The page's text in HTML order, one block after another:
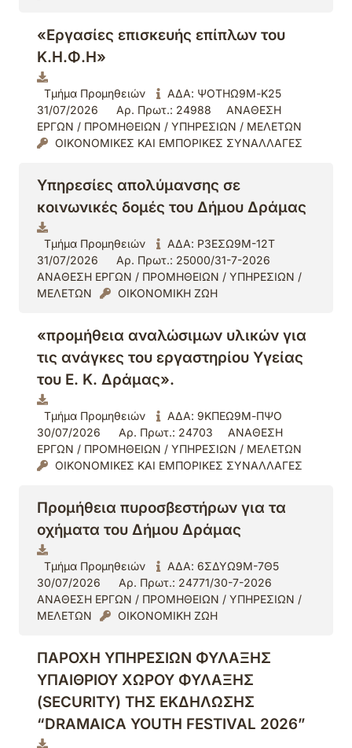
«Εργασίες επισκευής επίπλων του
Κ.Η.Φ.Η»
Τμήμα Προμηθειών
ΑΔΑ: ΨΟΤΗΩ9Μ-Κ25
31/07/2026
Αρ. Πρωτ.: 24988
ΑΝΑΘΕΣΗ
ΕΡΓΩΝ / ΠΡΟΜΗΘΕΙΩΝ / ΥΠΗΡΕΣΙΩΝ / ΜΕΛΕΤΩΝ
ΟΙΚΟΝΟΜΙΚΕΣ ΚΑΙ ΕΜΠΟΡΙΚΕΣ ΣΥΝΑΛΛΑΓΕΣ
Υπηρεσίες απολύμανσης σε
κοινωνικές δομές του Δήμου Δράμας
Τμήμα Προμηθειών
ΑΔΑ: Ρ3ΕΣΩ9Μ-12Τ
31/07/2026
Αρ. Πρωτ.: 25000/31-7-2026
ΑΝΑΘΕΣΗ ΕΡΓΩΝ / ΠΡΟΜΗΘΕΙΩΝ / ΥΠΗΡΕΣΙΩΝ /
ΜΕΛΕΤΩΝ
ΟΙΚΟΝΟΜΙΚΗ ΖΩΗ
«προμήθεια αναλώσιμων υλικών για
τις ανάγκες του εργαστηρίου Υγείας
του Ε. Κ. Δράμας».
Τμήμα Προμηθειών
ΑΔΑ: 9ΚΠΕΩ9Μ-ΠΨΟ
30/07/2026
Αρ. Πρωτ.: 24703
ΑΝΑΘΕΣΗ
ΕΡΓΩΝ / ΠΡΟΜΗΘΕΙΩΝ / ΥΠΗΡΕΣΙΩΝ / ΜΕΛΕΤΩΝ
ΟΙΚΟΝΟΜΙΚΕΣ ΚΑΙ ΕΜΠΟΡΙΚΕΣ ΣΥΝΑΛΛΑΓΕΣ
Προμήθεια πυροσβεστήρων για τα
οχήματα του Δήμου Δράμας
Τμήμα Προμηθειών
ΑΔΑ: 6ΣΔΥΩ9Μ-7Θ5
30/07/2026
Αρ. Πρωτ.: 24771/30-7-2026
ΑΝΑΘΕΣΗ ΕΡΓΩΝ / ΠΡΟΜΗΘΕΙΩΝ / ΥΠΗΡΕΣΙΩΝ /
ΜΕΛΕΤΩΝ
ΟΙΚΟΝΟΜΙΚΗ ΖΩΗ
ΠΑΡΟΧΗ ΥΠΗΡΕΣΙΩΝ ΦΥΛΑΞΗΣ
ΥΠΑΙΘΡΙΟΥ ΧΩΡΟΥ ΦΥΛΑΞΗΣ
(SECURITY) ΤΗΣ ΕΚΔΗΛΩΣΗΣ
“DRAMAICA YOUTH FESTIVAL 2026”